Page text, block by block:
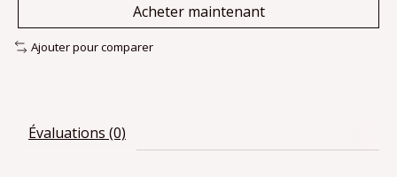
Acheter maintenant
Ajouter pour comparer
Évaluations (0)